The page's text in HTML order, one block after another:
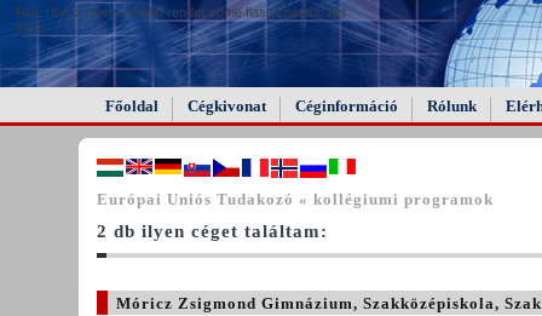
FAIL (the browser should render some flash content, not
this).
Főoldal Cégkivonat Céginformáció Rólunk
Európai Uniós Tudakozó « kollégiumi programok
2 db ilyen céget találtam:
Móricz Zsigmond Gimnázium, Szakközépiskola,